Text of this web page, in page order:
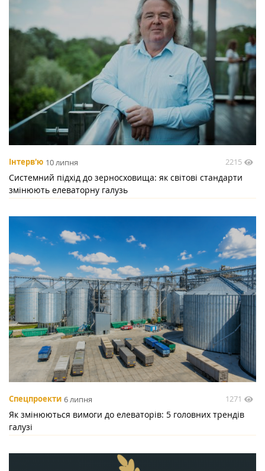
Інтерв'ю 10 липня 2215
Системний підхід до зерносховища: як світові стандарти
змінюють елеваторну галузь
Спецпроекти 6 липня 1271
Як змінюються вимоги до елеваторів: 5 головних трендів
галузі